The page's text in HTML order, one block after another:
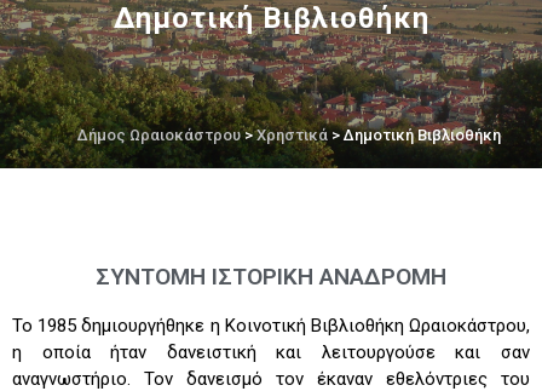
Δημοτική Βιβλιοθήκη
Δήμος Ωραιοκάστρου>Χρηστικά > Δημοτική Βιβλιοθήκη
ΣΥΝΤΟΜΗ ΙΣΤΟΡΙΚΗ ΑΝΑΔΡΟΜΗ
Το 1985 δημιουργήθηκε η Κοινοτική Βιβλιοθήκη Ωραιοκάστρου,
η οποία ήταν δανειστική και λειτουργούσε και σαν
αναγνωστήριο. Τον δανεισμό τον έκαναν εθελόντριες του